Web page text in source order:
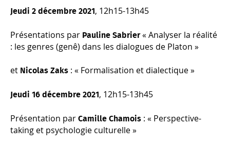
Jeudi 2 décembre 2021 , 12h15-13h45
Présentations par Pauline Sabrier« Analyser la réalité
: les genres (genê) dans les dialogues de Platon »
et Nicolas Zaks : « Formalisation et dialectique »
Jeudi 16 décembre 2021 , 12h15-13h45
Présentation par Camille Chamois : « Perspective-
taking et psychologie culturelle »